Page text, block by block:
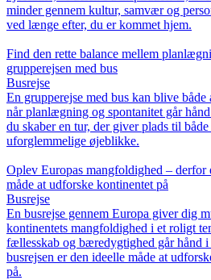
minder gennem kultur, samvær og
ved længe efter, du er kommet hjem.
Find den rette balance mellem
grupperejsen med bus
Busrejse
En grupperejse med bus kan blive både
når planlægning og spontanitet går
du skaber en tur, der giver plads til
uforglemmelige øjeblikke.
Oplev Europas mangfoldighed – derfor
måde at udforske kontinentet på
Busrejse
En busrejse gennem Europa giver dig
kontinentets mangfoldighed i et roligt
fællesskab og bæredygtighed går hånd
busrejsen er den ideelle måde at
på.